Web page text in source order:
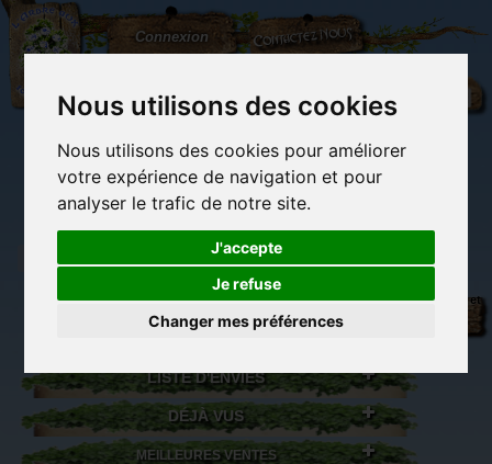
Nous utilisons des cookies
Nous utilisons des cookies pour améliorer
votre expérience de navigation et pour
analyser le trafic de notre site.
J'accepte
Je refuse
Changer mes préférences
L'Arbre
aux
100.000
Connexion Contactez-nous
(vide)
Librairie des
Carterie
originale
Activités
détente et jeux
Objets déco et
LISTE D'ENVIES
DÉJÀ VUS
MEILLEURES VENTES